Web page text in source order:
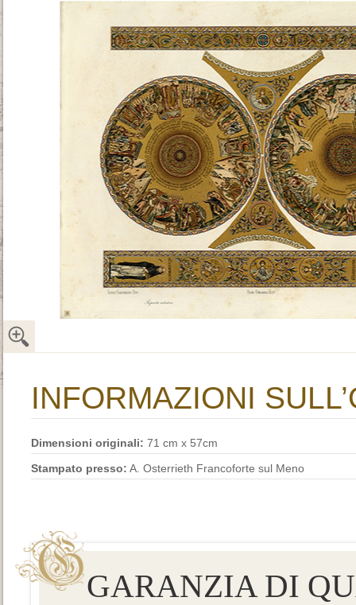
INFORMAZIONI
Dimensioni originali: 71 cm x 57cm
Stampato presso: A. Osterrieth Francoforte sul Meno
GARANZIA DI